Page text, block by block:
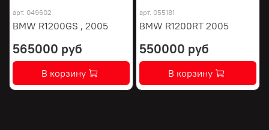
арт. 049602
BMW R1200GS , 2005
565000 руб
В корзину
арт. 055181
BMW R1200RT 2005
550000 руб
В корзину